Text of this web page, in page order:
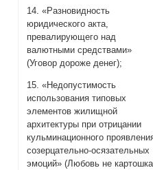
14. «Разновидность
юридического акта,
превалирующего над
валютными средствами»
(Уговор дороже денег);
15. «Недопустимость
использования типовых
элементов жилищной
архитектуры при отрицании
кульминационного
созерцательно-осязательных
эмоций» (Любовь не